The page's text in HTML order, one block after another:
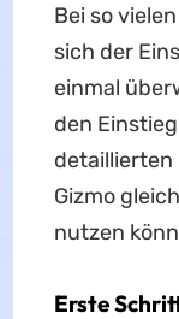
Bei so
sich der
einmal
den
detaillierten
Gizmo
nutzen
Erste